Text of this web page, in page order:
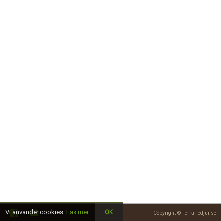
Copyright © Terrariedjur.se
Vi använder cookies. Läs mer OK